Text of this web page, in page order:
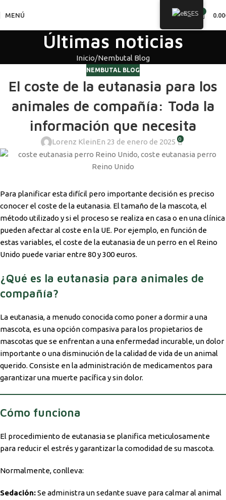
MENÚ 0.00
Últimas noticias
Inicio Nembutal Blog
NEMBUTAL BLOG
El coste de la eutanasia para los
animales de compañía: Toda la
información que necesita
Lorenz KleinEn 23 de enero de 2025 0
Para planificar esta difícil pero importante decisión es preciso
conocer el coste de la eutanasia. El tamaño de la mascota, el
método utilizado y si el proceso se realiza en casa o en una clínica
pueden afectar al coste en la UE. Por ejemplo, en función de
estas variables, el coste de la eutanasia de un perro en el Reino
Unido puede variar entre 80 y 300 euros.
¿Qué es la eutanasia para animales de
compañía?
La eutanasia, a menudo conocida como poner a dormir a una
mascota, es una opción compasiva para los propietarios de
mascotas que se enfrentan a una enfermedad incurable, un dolor
importante o una disminución de la calidad de vida de un animal
querido. Consiste en la administración de medicamentos para
garantizar una muerte pacífica y sin dolor.
Cómo funciona
El procedimiento de eutanasia se planifica meticulosamente
para reducir el estrés y garantizar la comodidad de su mascota.
Normalmente, conlleva:
Sedación:Se administra un sedante suave para calmar al animal
ES